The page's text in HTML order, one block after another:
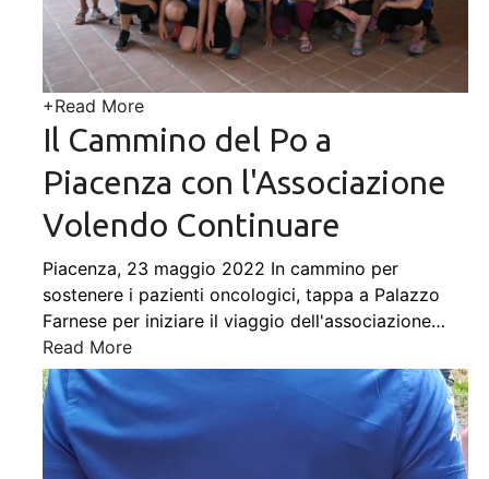
+Read More
Il Cammino del Po a
Piacenza con l'Associazione
Volendo Continuare
Piacenza, 23 maggio 2022 In cammino per
sostenere i pazienti oncologici, tappa a Palazzo
Farnese per iniziare il viaggio dell'associazione…
Read More